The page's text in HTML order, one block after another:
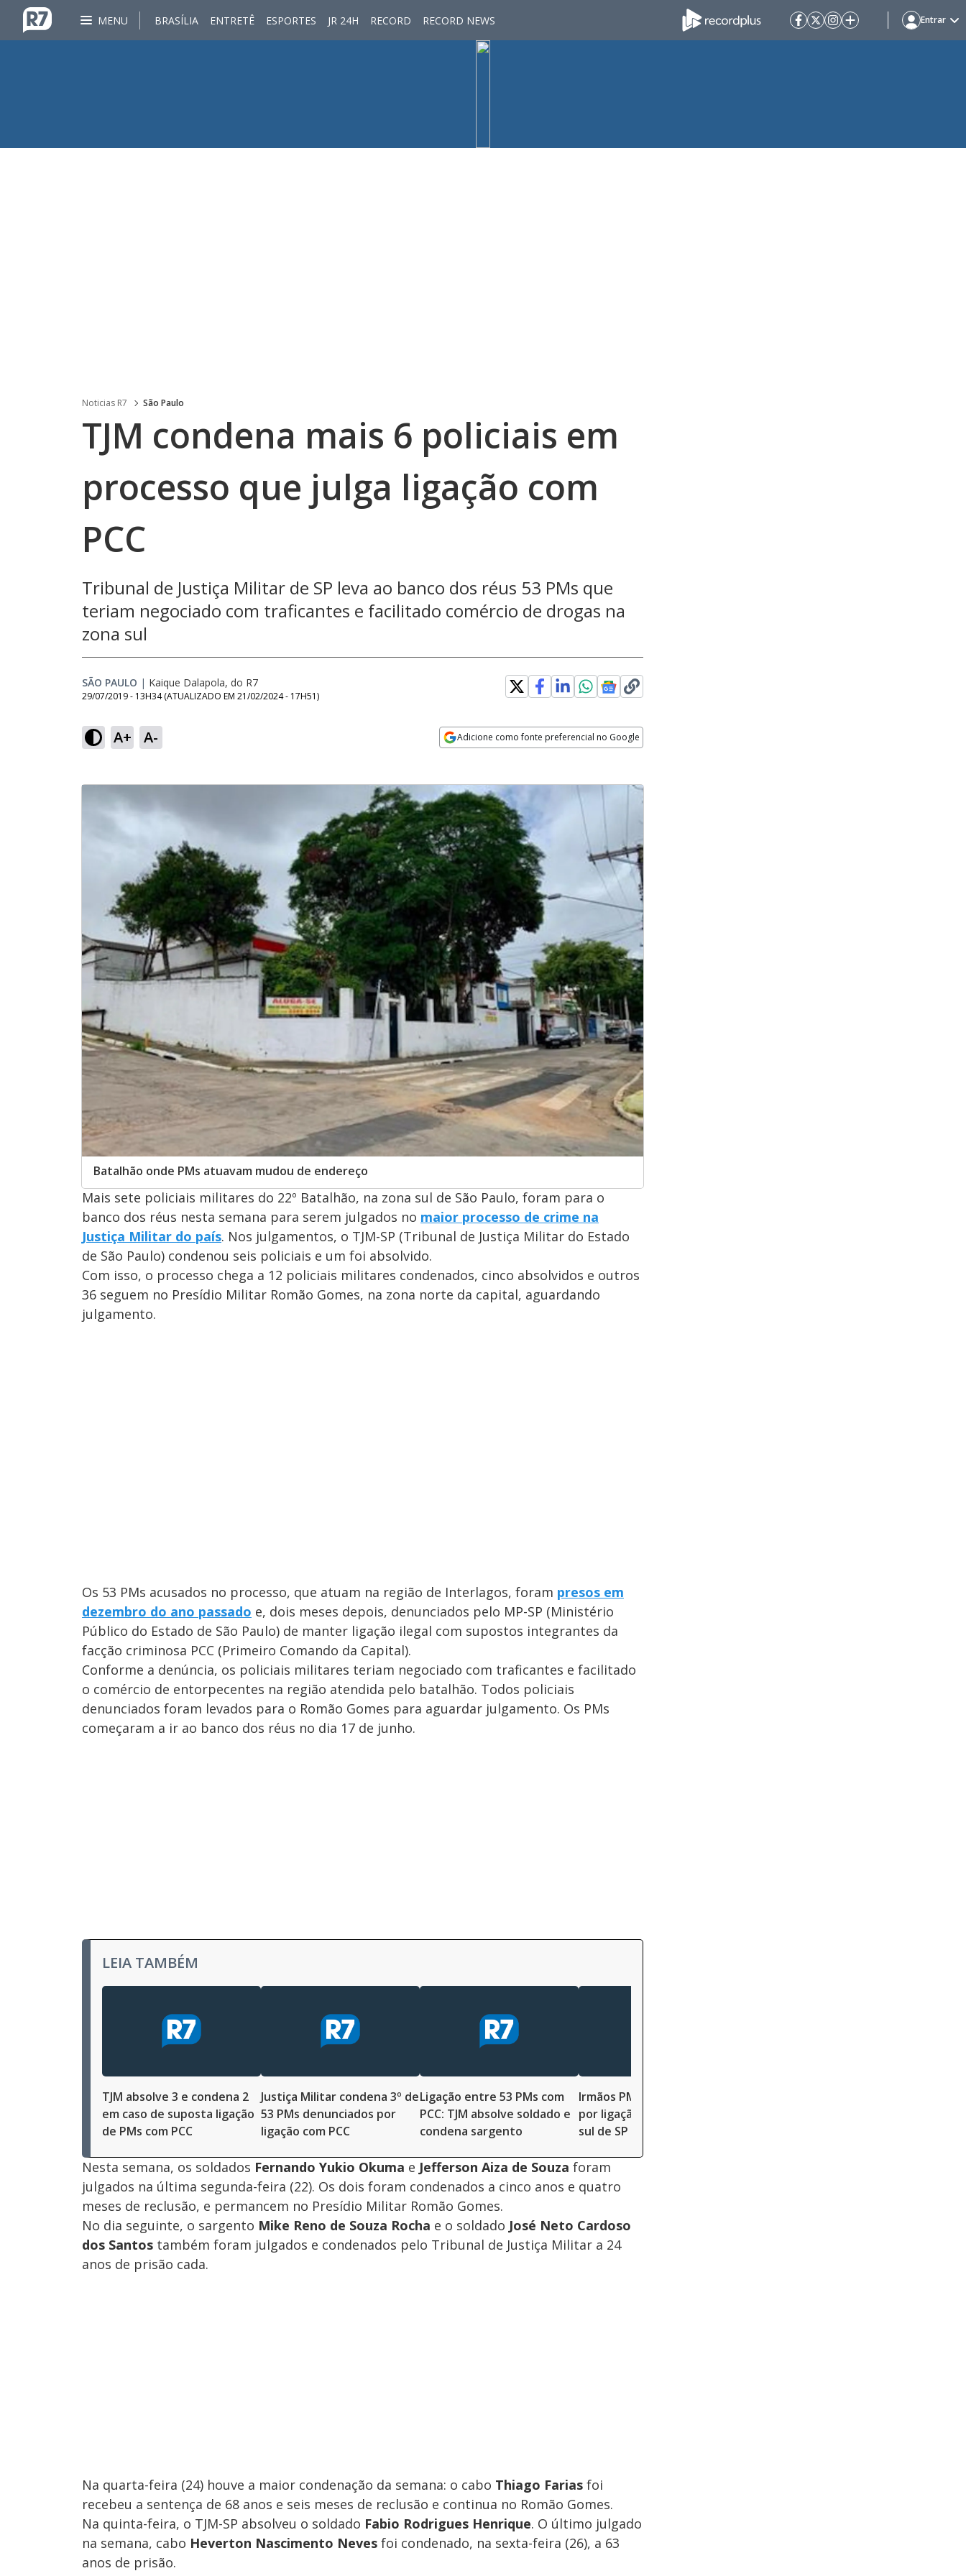
MENU BRASÍLIA ENTRETÊ ESPORTES JR 24H RECORD RECORD NEWS Entrar
Noticias R7 São Paulo
TJM condena mais 6 policiais em
processo que julga ligação com
PCC
Tribunal de Justiça Militar de SP leva ao banco dos réus 53 PMs que
teriam negociado com traficantes e facilitado comércio de drogas na
zona sul
SÃO PAULO | Kaique Dalapola, do R7
29/07/2019 - 13H34 (ATUALIZADO EM 21/02/2024 - 17H51)
A+ A- Adicione como fonte preferencial no Google
Batalhão onde PMs atuavam mudou de endereço
Mais sete policiais militares do 22º Batalhão, na zona sul de São Paulo, foram para o
banco dos réus nesta semana para serem julgados no maior processo de crime na
Justiça Militar do país. Nos julgamentos, o TJM-SP (Tribunal de Justiça Militar do Estado
de São Paulo) condenou seis policiais e um foi absolvido.
Com isso, o processo chega a 12 policiais militares condenados, cinco absolvidos e outros
36 seguem no Presídio Militar Romão Gomes, na zona norte da capital, aguardando
julgamento.
Os 53 PMs acusados no processo, que atuam na região de Interlagos, foram presos em
dezembro do ano passado e, dois meses depois, denunciados pelo MP-SP (Ministério
Público do Estado de São Paulo) de manter ligação ilegal com supostos integrantes da
facção criminosa PCC (Primeiro Comando da Capital).
Conforme a denúncia, os policiais militares teriam negociado com traficantes e facilitado
o comércio de entorpecentes na região atendida pelo batalhão. Todos policiais
denunciados foram levados para o Romão Gomes para aguardar julgamento. Os PMs
começaram a ir ao banco dos réus no dia 17 de junho.
LEIA TAMBÉM
TJM absolve 3 e condena 2
em caso de suposta ligação
de PMs com PCC
Justiça Militar condena 3º de
53 PMs denunciados por
ligação com PCC
Ligação entre 53 PMs com
PCC: TJM absolve soldado e
condena sargento
Irmãos PMs são condenados
por ligação com PCC na zona
sul de SP
Nesta semana, os soldados Fernando Yukio Okuma e Jefferson Aiza de Souza foram
julgados na última segunda-feira (22). Os dois foram condenados a cinco anos e quatro
meses de reclusão, e permancem no Presídio Militar Romão Gomes.
No dia seguinte, o sargento Mike Reno de Souza Rocha e o soldado José Neto Cardoso
dos Santos também foram julgados e condenados pelo Tribunal de Justiça Militar a 24
anos de prisão cada.
Na quarta-feira (24) houve a maior condenação da semana: o cabo Thiago Farias foi
recebeu a sentença de 68 anos e seis meses de reclusão e continua no Romão Gomes.
Na quinta-feira, o TJM-SP absolveu o soldado Fabio Rodrigues Henrique. O último julgado
na semana, cabo Heverton Nascimento Neves foi condenado, na sexta-feira (26), a 63
anos de prisão.